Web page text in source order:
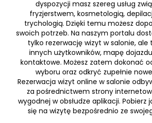
dyspozycji masz szereg usług
fryzjerstwem, kosmetologią,
trychologią. Dzięki temu możesz
swoich potrzeb. Na naszym portalu
tylko rezerwację wizyt w salonie, ale
innych użytkowników, mapę
kontaktowe. Możesz zatem dokonać
wyboru oraz odkryć zupełnie
Rezerwacja wizyt online w salonie
za pośrednictwem strony
wygodnej w obsłudze aplikacji. Pobierz
się na wizytę bezpośrednio ze